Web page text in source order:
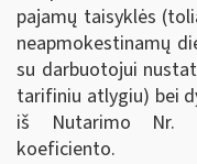
pajamų taisyklės
neapmokestinamų
su darbuotojui
tarifiniu atlygiu) bei
iš Nutarimo Nr.
koeficiento.